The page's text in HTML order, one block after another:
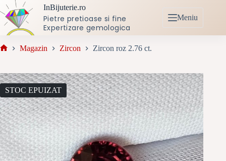
Sari
la
conținut
InBijuterie.ro
Pietre pretioase si fine
Expertizare gemologica
Meniu
Magazin Zircon Zircon roz 2.76 ct.
STOC EPUIZAT